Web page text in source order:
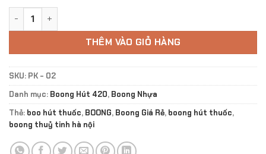
Bộ Phụ Kiện Toppuff Take Away Boong PK - 02 số lượng
THÊM VÀO GIỎ HÀNG
SKU: PK - 02
Danh mục: Boong Hút 420, Boong Nhựa
Thẻ: boo hút thuốc, BOONG, Boong Giá Rẻ, boong hút thuốc,
boong thuỷ tinh hà nội